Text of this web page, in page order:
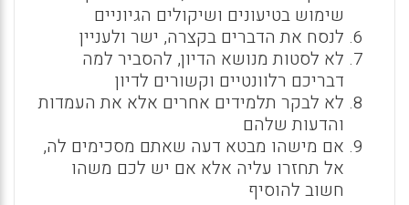
שימוש בטיעונים ושיקולים הגיוניים
לנסח את הדברים בקצרה, ישר ולעניין
לא לסטות מנושא הדיון, להסביר למה
דבריכם רלוונטיים וקשורים לדיון
לא לבקר תלמידים אחרים אלא את העמדות
והדעות שלהם
אם מישהו מבטא דעה שאתם מסכימים לה,
אל תחזרו עליה אלא אם יש לכם משהו
חשוב להוסיף